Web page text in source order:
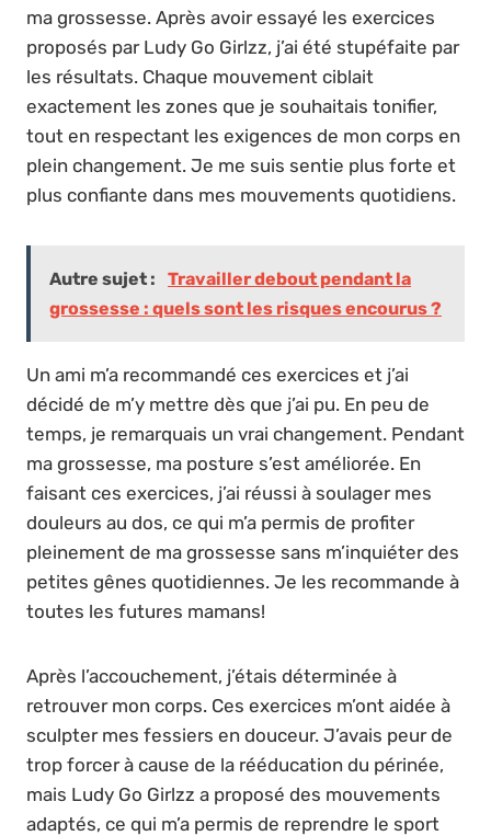
ma grossesse. Après avoir essayé les exercices
proposés par Ludy Go Girlzz, j’ai été stupéfaite par
les résultats. Chaque mouvement ciblait
exactement les zones que je souhaitais tonifier,
tout en respectant les exigences de mon corps en
plein changement. Je me suis sentie plus forte et
plus confiante dans mes mouvements quotidiens.
Autre sujet :
Travailler debout pendant la
grossesse : quels sont les risques encourus ?
Un ami m’a recommandé ces exercices et j’ai
décidé de m’y mettre dès que j’ai pu. En peu de
temps, je remarquais un vrai changement. Pendant
ma grossesse, ma posture s’est améliorée. En
faisant ces exercices, j’ai réussi à soulager mes
douleurs au dos, ce qui m’a permis de profiter
pleinement de ma grossesse sans m’inquiéter des
petites gênes quotidiennes. Je les recommande à
toutes les futures mamans!
Après l’accouchement, j’étais déterminée à
retrouver mon corps. Ces exercices m’ont aidée à
sculpter mes fessiers en douceur. J’avais peur de
trop forcer à cause de la rééducation du périnée,
mais Ludy Go Girlzz a proposé des mouvements
adaptés, ce qui m’a permis de reprendre le sport